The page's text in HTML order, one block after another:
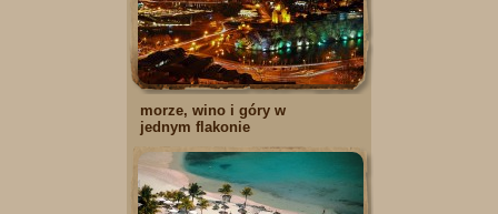
morze, wino i góry w
jednym flakonie